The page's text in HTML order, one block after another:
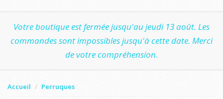
Votre boutique est fermée jusqu'au jeudi 13 août. Les
commandes sont impossibles jusqu'à cette date. Merci
de votre compréhension.
Accueil Perruques